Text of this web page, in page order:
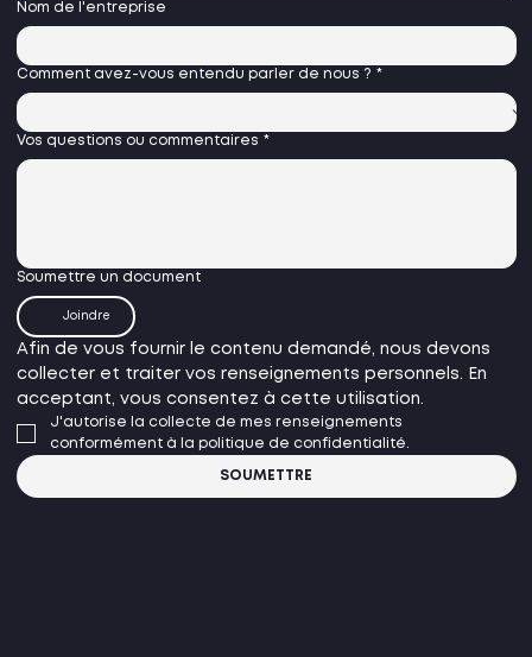
Nom de l'entreprise
Comment avez-vous entendu parler de nous ? *
Vos questions ou commentaires *
Soumettre un document
Joindre
Afin de vous fournir le contenu demandé, nous devons
collecter et traiter vos renseignements personnels. En
acceptant, vous consentez à cette utilisation.
J'autorise la collecte de mes renseignements
conformément à la politique de confidentialité.
SOUMETTRE